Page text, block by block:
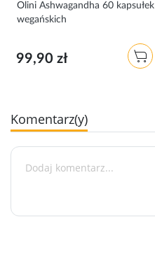
Olini Ashwagandha 60 kapsułek
wegańskich
99,90 zł
Komentarz(y)